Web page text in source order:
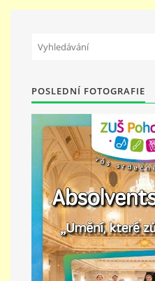
POSLEDNÍ FOTOGRAFIE